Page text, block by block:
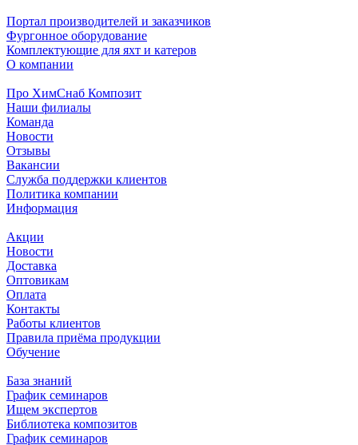
Портал производителей и заказчиков
Фургонное оборудование
Комплектующие для яхт и катеров
О компании
Про ХимСнаб Композит
Наши филиалы
Команда
Новости
Отзывы
Вакансии
Служба поддержки клиентов
Политика компании
Информация
Акции
Новости
Доставка
Оптовикам
Оплата
Контакты
Работы клиентов
Правила приёма продукции
Обучение
База знаний
График семинаров
Ищем экспертов
Библиотека композитов
График семинаров